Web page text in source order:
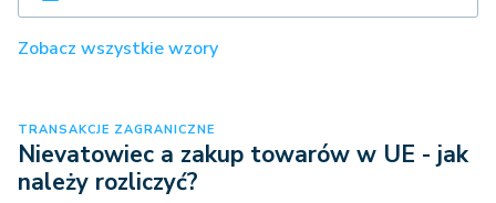
Zobacz wszystkie wzory
TRANSAKCJE ZAGRANICZNE
Nievatowiec a zakup towarów w UE - jak
należy rozliczyć?